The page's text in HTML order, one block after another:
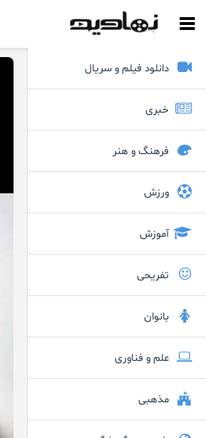
دانلود فیلم و سریال
خبری
فرهنگ و هنر
ورزش
آموزش
تفریحی
بانوان
علم و فناوری
مذهبی